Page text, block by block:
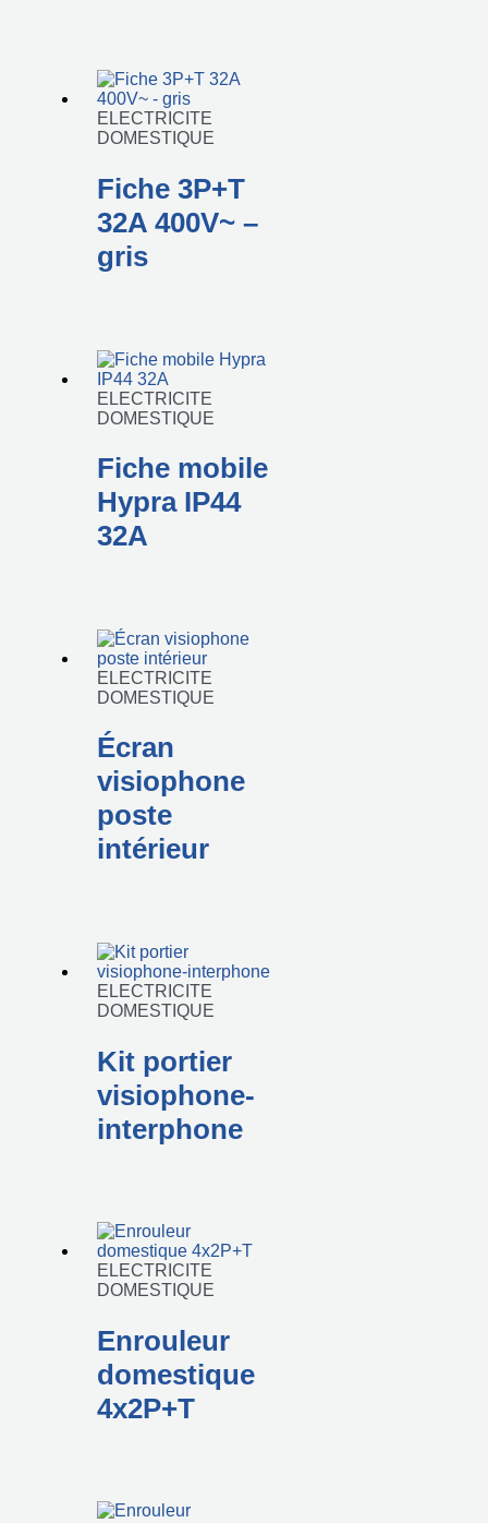
ELECTRICITE
DOMESTIQUE
Fiche 3P+T
32A 400V~ –
gris
ELECTRICITE
DOMESTIQUE
Fiche mobile
Hypra IP44
32A
ELECTRICITE
DOMESTIQUE
Écran
visiophone
poste
intérieur
ELECTRICITE
DOMESTIQUE
Kit portier
visiophone-
interphone
ELECTRICITE
DOMESTIQUE
Enrouleur
domestique
4x2P+T